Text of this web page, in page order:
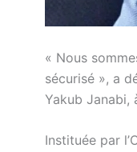
« Nous
sécurisé », a
Yakub Janabi,
Instituée par